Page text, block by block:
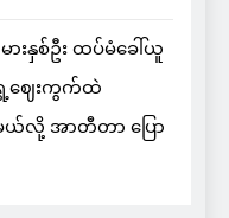
နှစ်ဦး ထပ်မံခေါ်ယူ
ရွှေ့ဈေးကွက်ထဲ
ယ်လို့ အာတီတာ ပြော